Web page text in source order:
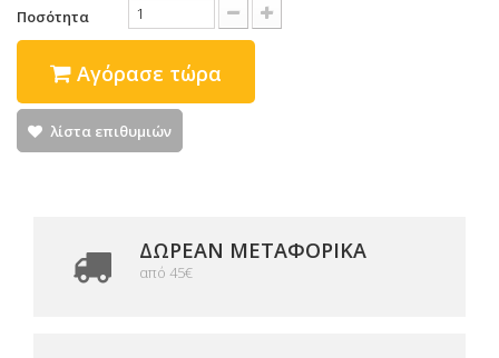
Ποσότητα
Αγόρασε τώρα
λίστα επιθυμιών
ΔΩΡΕΑΝ ΜΕΤΑΦΟΡΙΚΆ
από 45€